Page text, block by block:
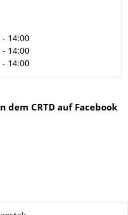
- 14:00
- 14:00
- 14:00
CRTD auf Facebook